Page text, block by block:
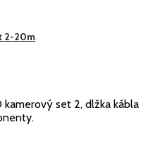
2-20m
set 2, dlžka kábla